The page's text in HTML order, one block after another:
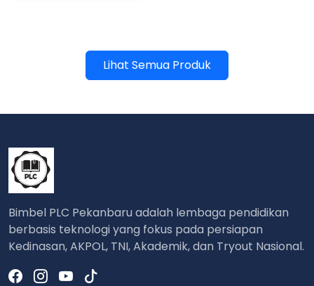
Lihat Semua Produk
Bimbel PLC Pekanbaru adalah lembaga pendidikan
berbasis teknologi yang fokus pada persiapan
Kedinasan, AKPOL, TNI, Akademik, dan Tryout Nasional.